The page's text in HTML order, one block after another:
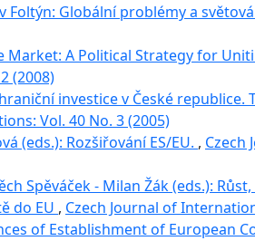
Foltýn: Globální problémy a
Market: A Political Strategy for
(2008)
investice v České
Vol. 40 No. 3 (2005)
(eds.): Rozšiřování ES/EU. , Czech
Spěváček - Milan Žák (eds.):
do EU , Czech Journal of
of Establishment of European